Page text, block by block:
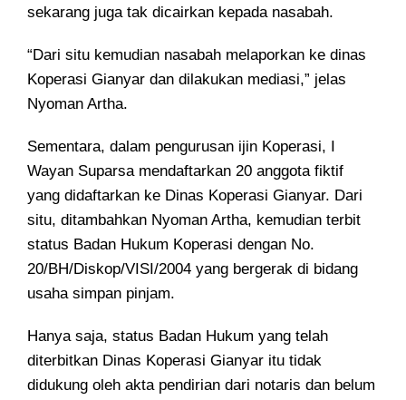
sekarang juga tak dicairkan kepada nasabah.
“Dari situ kemudian nasabah melaporkan ke dinas
Koperasi Gianyar dan dilakukan mediasi,” jelas
Nyoman Artha.
Sementara, dalam pengurusan ijin Koperasi, I
Wayan Suparsa mendaftarkan 20 anggota fiktif
yang didaftarkan ke Dinas Koperasi Gianyar. Dari
situ, ditambahkan Nyoman Artha, kemudian terbit
status Badan Hukum Koperasi dengan No.
20/BH/Diskop/VISI/2004 yang bergerak di bidang
usaha simpan pinjam.
Hanya saja, status Badan Hukum yang telah
diterbitkan Dinas Koperasi Gianyar itu tidak
didukung oleh akta pendirian dari notaris dan belum